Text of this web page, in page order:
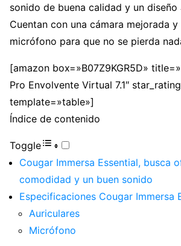
sonido de buena calidad y un
Cuentan con una cámara mejorada y
micrófono para que no se pierda
[amazon box=»B07Z9KGR5D»
Pro Envolvente Virtual 7.1″
template=»table»]
Índice de contenido
Toggle
Cougar Immersa Essential, busca
comodidad y un buen sonido
Especificaciones Cougar Immersa
Auriculares
Micrófono